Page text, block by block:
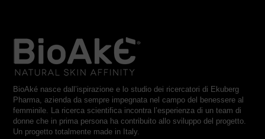
BioAké nasce dall’ispirazione e lo studio dei ricercatori di Ekuberg
Pharma, azienda da sempre impegnata nel campo del benessere al
femminile. La ricerca scientifica incontra l’esperienza di un team di
donne che in prima persona ha contribuito allo sviluppo del progetto.
Un progetto totalmente made in Italy.